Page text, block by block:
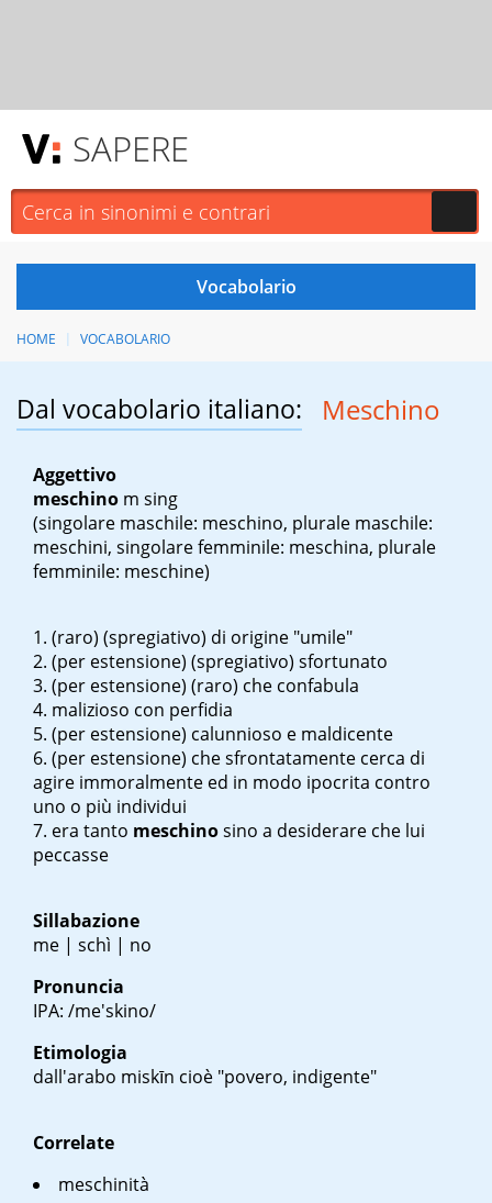
SAPERE
HOME VOCABOLARIO
Dal vocabolario italiano: Meschino
Aggettivo
meschino m sing
(singolare maschile: meschino, plurale maschile:
meschini, singolare femminile: meschina, plurale
femminile: meschine)
(raro) (spregiativo) di origine "umile"
(per estensione) (spregiativo) sfortunato
(per estensione) (raro) che confabula
malizioso con perfidia
(per estensione) calunnioso e maldicente
(per estensione) che sfrontatamente cerca di
agire immoralmente ed in modo ipocrita contro
uno o più individui
era tanto meschinosino a desiderare che lui
peccasse
Sillabazione
me | schì | no
Pronuncia
IPA: /me'skino/
Etimologia
dall'arabo miskīn cioè "povero, indigente"
Correlate
meschinità